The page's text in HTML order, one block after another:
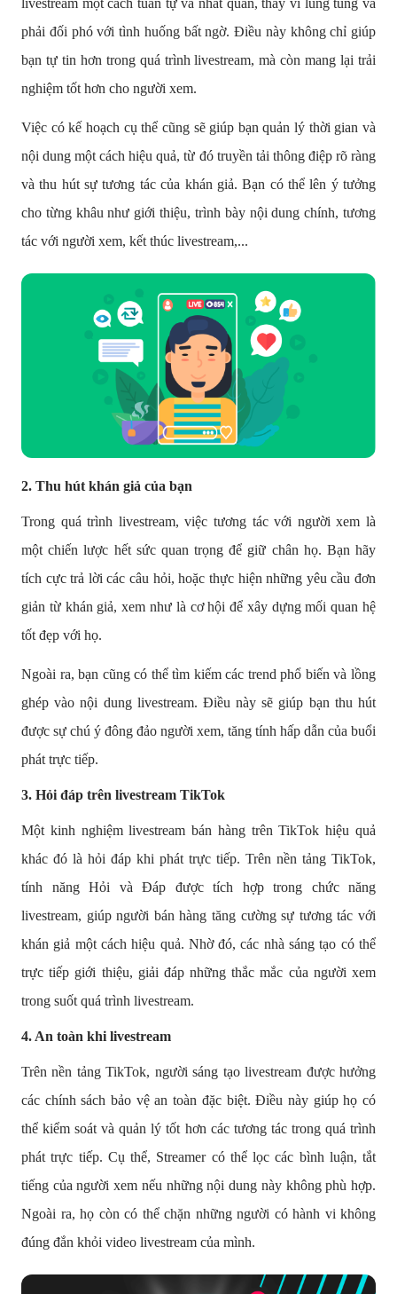
livestream một cách tuần tự và nhất quán, thay vì lúng túng và
phải đối phó với tình huống bất ngờ. Điều này không chỉ giúp
bạn tự tin hơn trong quá trình livestream, mà còn mang lại trải
nghiệm tốt hơn cho người xem.
Việc có kế hoạch cụ thể cũng sẽ giúp bạn quản lý thời gian và
nội dung một cách hiệu quả, từ đó truyền tải thông điệp rõ ràng
và thu hút sự tương tác của khán giả. Bạn có thể lên ý tưởng
cho từng khâu như giới thiệu, trình bày nội dung chính, tương
tác với người xem, kết thúc livestream,...
2. Thu hút khán giả của bạn
Trong quá trình livestream, việc tương tác với người xem là
một chiến lược hết sức quan trọng để giữ chân họ. Bạn hãy
tích cực trả lời các câu hỏi, hoặc thực hiện những yêu cầu đơn
giản từ khán giả, xem như là cơ hội để xây dựng mối quan hệ
tốt đẹp với họ.
Ngoài ra, bạn cũng có thể tìm kiếm các trend phổ biến và lồng
ghép vào nội dung livestream. Điều này sẽ giúp bạn thu hút
được sự chú ý đông đảo người xem, tăng tính hấp dẫn của buổi
phát trực tiếp.
3. Hỏi đáp trên livestream TikTok
Một kinh nghiệm livestream bán hàng trên TikTok hiệu quả
khác đó là hỏi đáp khi phát trực tiếp. Trên nền tảng TikTok,
tính năng Hỏi và Đáp được tích hợp trong chức năng
livestream, giúp người bán hàng tăng cường sự tương tác với
khán giả một cách hiệu quả. Nhờ đó, các nhà sáng tạo có thể
trực tiếp giới thiệu, giải đáp những thắc mắc của người xem
trong suốt quá trình livestream.
4. An toàn khi livestream
Trên nền tảng TikTok, người sáng tạo livestream được hưởng
các chính sách bảo vệ an toàn đặc biệt. Điều này giúp họ có
thể kiểm soát và quản lý tốt hơn các tương tác trong quá trình
phát trực tiếp. Cụ thể, Streamer có thể lọc các bình luận, tắt
tiếng của người xem nếu những nội dung này không phù hợp.
Ngoài ra, họ còn có thể chặn những người có hành vi không
đúng đắn khỏi video livestream của mình.